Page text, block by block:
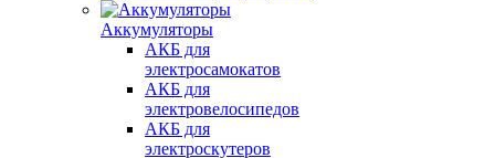
Аккумуляторы
АКБ для
электросамокатов
АКБ для
электровелосипедов
АКБ для
электроскутеров